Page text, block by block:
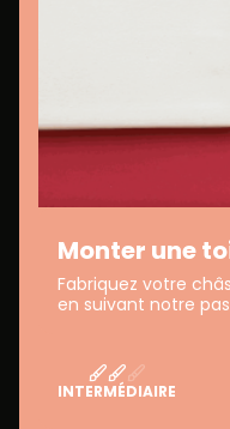
Monter une
Fabriquez votre
en suivant notre
INTERMÉDIAIRE